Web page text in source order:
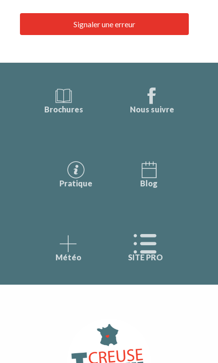
Signaler une erreur
Brochures Nous suivre
Pratique Blog
Météo SITE PRO